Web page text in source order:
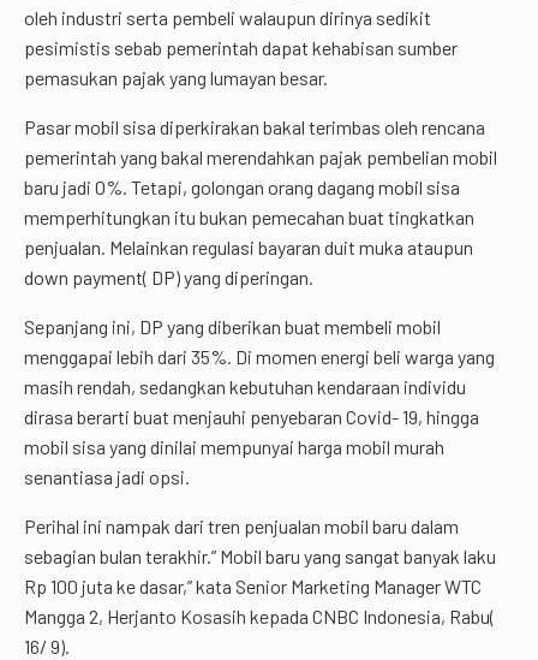
oleh industri serta pembeli walaupun dirinya sedikit
pesimistis sebab pemerintah dapat kehabisan sumber
pemasukan pajak yang lumayan besar.
Pasar mobil sisa diperkirakan bakal terimbas oleh rencana
pemerintah yang bakal merendahkan pajak pembelian mobil
baru jadi 0%. Tetapi, golongan orang dagang mobil sisa
memperhitungkan itu bukan pemecahan buat tingkatkan
penjualan. Melainkan regulasi bayaran duit muka ataupun
down payment( DP) yang diperingan.
Sepanjang ini, DP yang diberikan buat membeli mobil
menggapai lebih dari 35%. Di momen energi beli warga yang
masih rendah, sedangkan kebutuhan kendaraan individu
dirasa berarti buat menjauhi penyebaran Covid- 19, hingga
mobil sisa yang dinilai mempunyai harga mobil murah
senantiasa jadi opsi.
Perihal ini nampak dari tren penjualan mobil baru dalam
sebagian bulan terakhir.” Mobil baru yang sangat banyak laku
Rp 100 juta ke dasar,” kata Senior Marketing Manager WTC
Mangga 2, Herjanto Kosasih kepada CNBC Indonesia, Rabu(
16/ 9).